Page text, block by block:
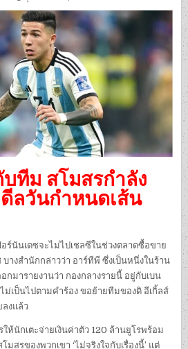
ทีม สโมสรกําลัง
ดีลวันกําหนดเส้น
อร์นันเดซจะไม่ไปเชลซีในช่วงตลาดซื้อขาย
างสํานักกล่าวว่า อาร์ทีพี ซึ่งเป็นหนึ่งในร้าน
กมารายงานว่า กองกลางรายนี้ อยู่กับเบน
ม่เป็นไปตามคําร้อง ขอย้ายทีมของดิ อีเกิ้ลส์
ลงแล้ว
ให้นักเตะจ่ายเงินค่าตัว 120 ล้านยูโรพร้อม
สรของพวกเขา ‘ไม่จริงใจกับเรื่องนี้’ แต่